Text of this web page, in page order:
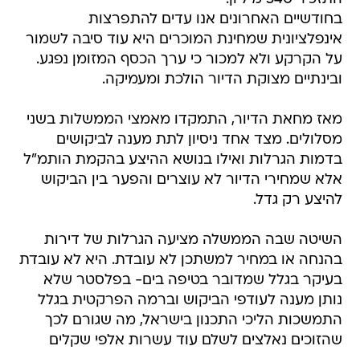
בחודשיים האחרונים אנו עדים להתפרצות
אינפלציונית שמחינת המוכרים היא עוד סיבה לשמור
על הקרקע ולא למכור כי ערך הכסף המזומן נפגע.
ובינתיים מצוקת הדיור הולכת ומעמיקה.
מאז מחאת הדיור, התמקדו מאמצי הממשלות בשני
מסלולים. מצד אחד ניסיון לתת מענה לביקושים
בדמות הגרלות ואילו בנושא ההיצע בהקמת הותמ"ל
אלא שמחירי הדיור לא עוצרים והפער בין הביקוש
להיצע רק גדל.
השיטה שבה הממשלה מציעה הגרלות של דירות
בהנחה או במחיר למשתכן לא עובדת. היא לא עובדת
בעיקר בגלל שמדובר בטיפה בים- בפלסטר שלא
נותן מענה לעודפי הביקוש וברמה הפרקטית בגלל
התמשכות הליכי התכנון בישראל, מה שגורם לכך
שהזוכים נאלצים לשלם עוד עשרות אלפי שקלים